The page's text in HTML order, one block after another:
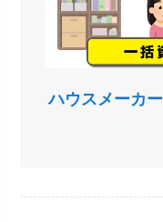
ハウスメーカ